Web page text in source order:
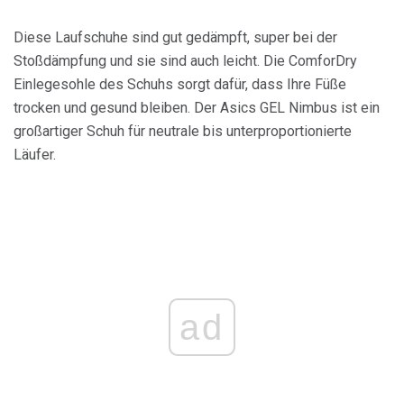
Diese Laufschuhe sind gut gedämpft, super bei der
Stoßdämpfung und sie sind auch leicht. Die ComforDry
Einlegesohle des Schuhs sorgt dafür, dass Ihre Füße
trocken und gesund bleiben. Der Asics GEL Nimbus ist ein
großartiger Schuh für neutrale bis unterproportionierte
Läufer.
ad